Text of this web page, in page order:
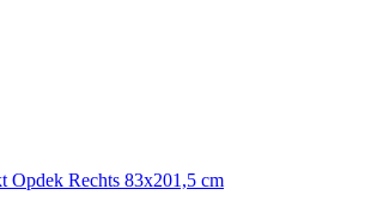
Opdek Rechts 83x201,5 cm